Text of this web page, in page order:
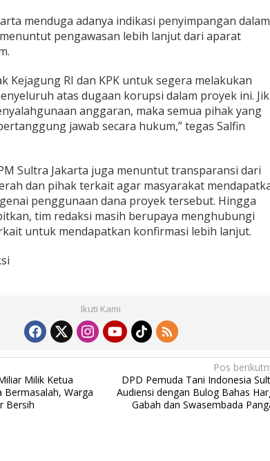
menduga adanya indikasi penyimpangan dalam
pengawasan lebih lanjut dari aparat
Kejagung RI dan KPK untuk segera melakukan
atas dugaan korupsi dalam proyek ini.
anggaran, maka semua pihak yang
jawab secara hukum,” tegas Salfin
Sultra Jakarta juga menuntut transparansi dari
dan pihak terkait agar masyarakat
penggunaan dana proyek tersebut. Hingga
tim redaksi masih berupaya menghubungi
untuk mendapatkan konfirmasi lebih lanjut.
Ikuti Kami
Milik Ketua
Bermasalah, Warga
Bersih
Pos
DPD Pemuda Tani Indonesia
Audiensi dengan Bulog Bahas
Gabah dan Swasembada